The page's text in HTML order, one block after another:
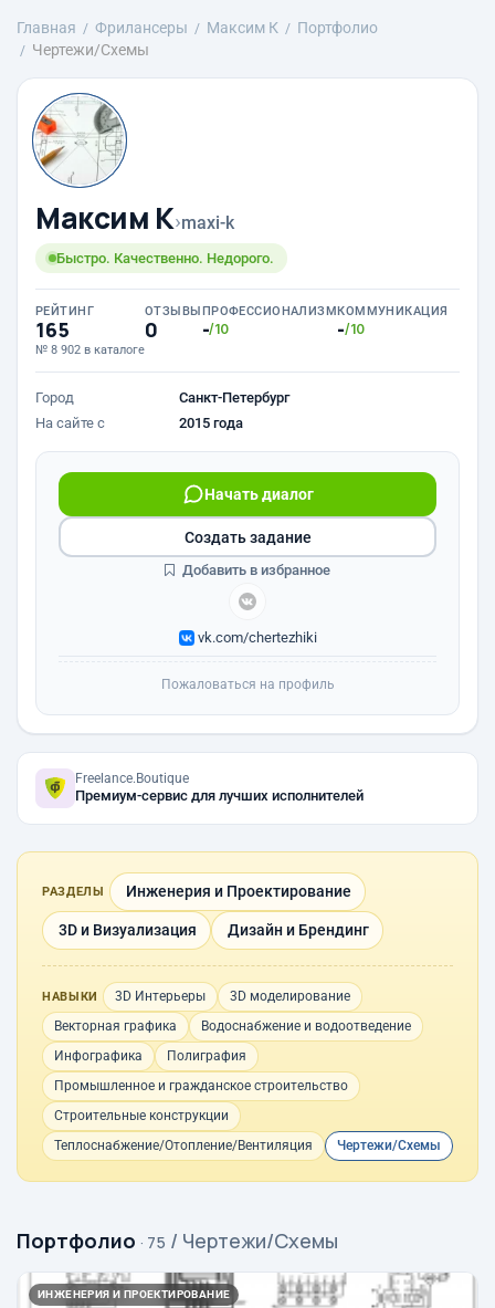
Главная Фрилансеры Максим К
Портфолио
Чертежи/Схемы
Максим К›maxi-k
Быстро. Качественно. Недорого.
РЕЙТИНГ
165
№ 8 902 в каталоге
ОТЗЫВЫ
0
ПРОФЕССИОНАЛИЗМ
-/10
КОММУНИКАЦИЯ
-/10
Город
Санкт-Петербург
На сайте с
2015 года
Начать диалог
vk.com/chertezhiki
Создать задание
Добавить в избранное
Пожаловаться на профиль
Freelance.Boutique
Премиум-сервис для лучших исполнителей
РАЗДЕЛЫ Инженерия и Проектирование
3D и Визуализация Дизайн и Брендинг
НАВЫКИ 3D Интерьеры
3D моделирование
Векторная графика
Водоснабжение и водоотведение
Инфографика
Полиграфия
Промышленное и гражданское строительство
Строительные конструкции
Теплоснабжение/Отопление/Вентиляция
Чертежи/Схемы
Портфолио · 75 / Чертежи/Схемы
ИНЖЕНЕРИЯ И ПРОЕКТИРОВАНИЕ